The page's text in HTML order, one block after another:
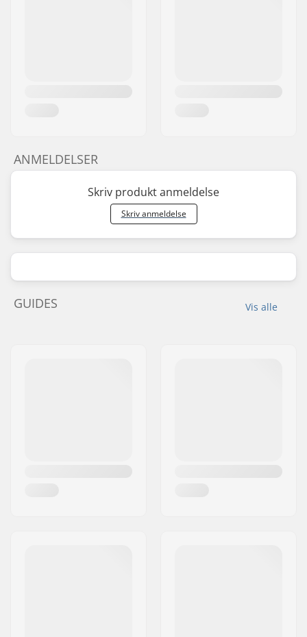
ANMELDELSER
Skriv produkt anmeldelse
Skriv anmeldelse
Vis alle
GUIDES